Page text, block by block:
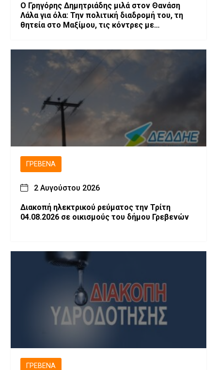
O Γρηγόρης Δημητριάδης μιλά στον Θανάση
Λάλα για όλα: Την πολιτική διαδρομή του, τη
θητεία στο Μαξίμου, τις κόντρες με
ΓΡΕΒΕΝΆ
2 Αυγούστου 2026
Διακοπή ηλεκτρικού ρεύματος την Τρίτη
04.08.2026 σε οικισμούς του δήμου Γρεβενών
ΓΡΕΒΕΝΆ